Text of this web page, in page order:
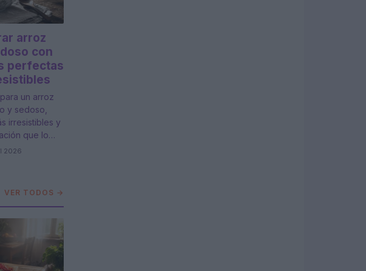
arroz
con
perfectas
un arroz
y sedoso,
irresistibles y
que lo…
2026
VER TODOS →